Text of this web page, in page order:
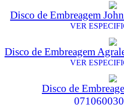
Disco de Embreagem
VER
Disco de Embreagem
VER
Disco de